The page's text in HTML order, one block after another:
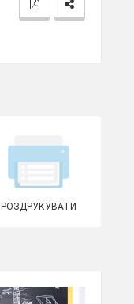
РОЗДРУКУВАТИ